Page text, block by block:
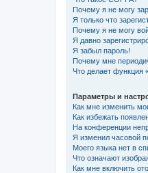
Почему я не могу
Я только что
Почему я не могу
Я давно
Я забыл пароль!
Почему мне
Что делает функция
Параметры и
Как мне изменить
Как избежать
На конференции
Я изменил часовой
Моего языка нет в
Что означают
Как мне включить